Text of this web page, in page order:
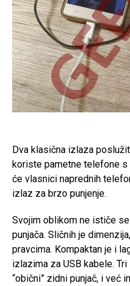
Dva klasična izlaza
koriste pametne telefone s
će vlasnici naprednih
izlaz za brzo punjenje.
Svojim oblikom ne ističe
punjača. Sličnih je
pravcima. Kompaktan je i
izlazima za USB kabele.
“obični” zidni punjač, i već